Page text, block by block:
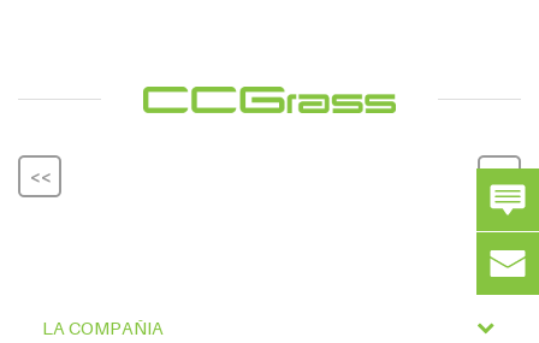
<< >>
LA COMPAÑIA